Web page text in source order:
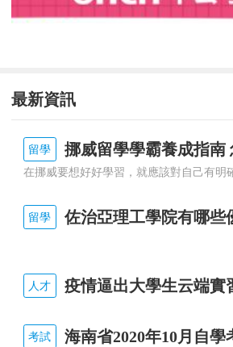
最新資訊
留學 挪威留學學霸養成指南
留學 佐治亞理工學院有哪些
人才 疫情逼出大學生云端實
考試 海南省2020年10月自學